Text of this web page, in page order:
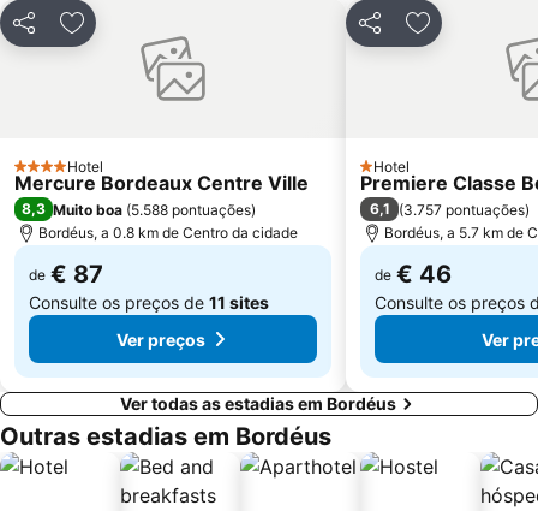
PartilharAdicionar aos favoritos
4 Estrelas
Hotel
Mercure Bordeaux Centre Ville
8,3 Muito boa (5.588 pontuações)
Bordéus, a 0.8 km de Centro da cidade
de € 87
Consulte os preços de 11 sites
Ver preços
PartilharAdicionar
1 Estrelas
Hotel
Premiere Classe
6,1 (3.757 pontuações)
Bordéus, a 5.7 km de
de € 46
Consulte os preços
Ver
Ver todas as estadias em Bordéus
Outras estadias em Bordéus